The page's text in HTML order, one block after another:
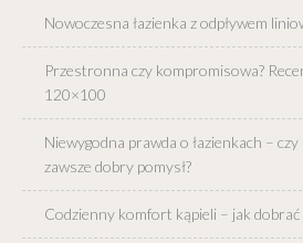
Nowoczesna łazienka z odpływem
Przestronna czy kompromisowa?
120×100
Niewygodna prawda o łazienkach –
zawsze dobry pomysł?
Codzienny komfort kąpieli – jak